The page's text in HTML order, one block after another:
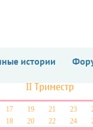
истории
II Триместр
17 19 21 23
18 20 22 24